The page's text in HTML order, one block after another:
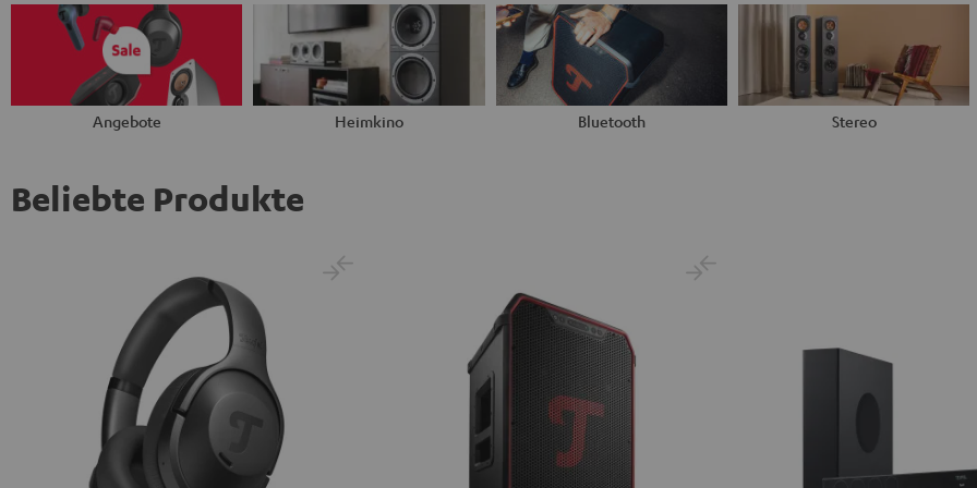
Angebote Heimkino Bluetooth Stereo
Beliebte Produkte